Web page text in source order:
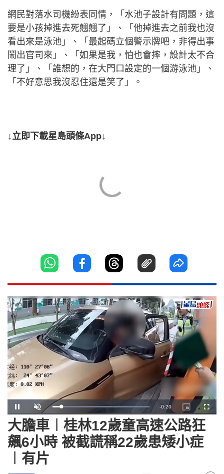
網民對落水司機紛表同情，「水池子設計有問題，這
要是小孩掉進去死翹翹了」、「他掉進去之前我也沒
看出來是泳池」、「最起碼立個警示牌吧，非得出事
鬧出官司來」、「如果是我，怕也會摔，設計太不合
理了」、「誰想的，在大門口設定的一個游泳池」、
「不好意思我沒忍住還是笑了」。
↓立即下載星島頭條App↓
Pause Unmute Loaded:
100.00%
Remaining
Time
-0:19
Picture-
in-
Picture
大膽車︱桂林12歲童高速公路狂
飆6小時 被截謊稱22歲患矮小症
︱有片